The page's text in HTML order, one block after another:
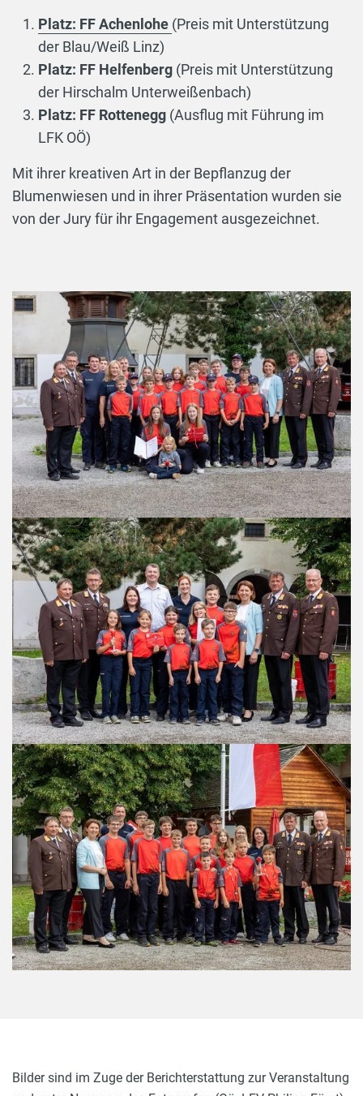
Platz: FF Achenlohe (Preis mit Unterstützung
der Blau/Weiß Linz)
Platz: FF Helfenberg (Preis mit Unterstützung
der Hirschalm Unterweißenbach)
Platz: FF Rottenegg (Ausflug mit Führung im
LFK OÖ)
Mit ihrer kreativen Art in der Bepflanzug der
Blumenwiesen und in ihrer Präsentation wurden sie
von der Jury für ihr Engagement ausgezeichnet.
Bilder sind im Zuge der Berichterstattung zur Veranstaltung